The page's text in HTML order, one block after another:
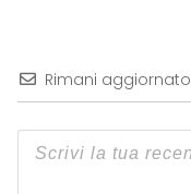
Rimani aggiornato